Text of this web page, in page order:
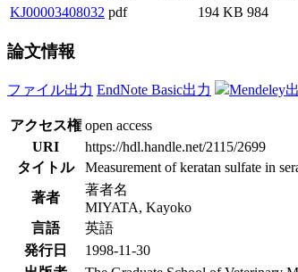
KJ00003408032 pdf 194 KB 984
論文情報
ファイル出力 EndNote Basic出力 Mendeley
アクセス権 open access
URI
https://hdl.handle.net/2115/2699
タイトル
Measurement of keratan sulfate in
著者
著者名
MIYATA, Kayoko
言語
英語
発行日
1998-11-30